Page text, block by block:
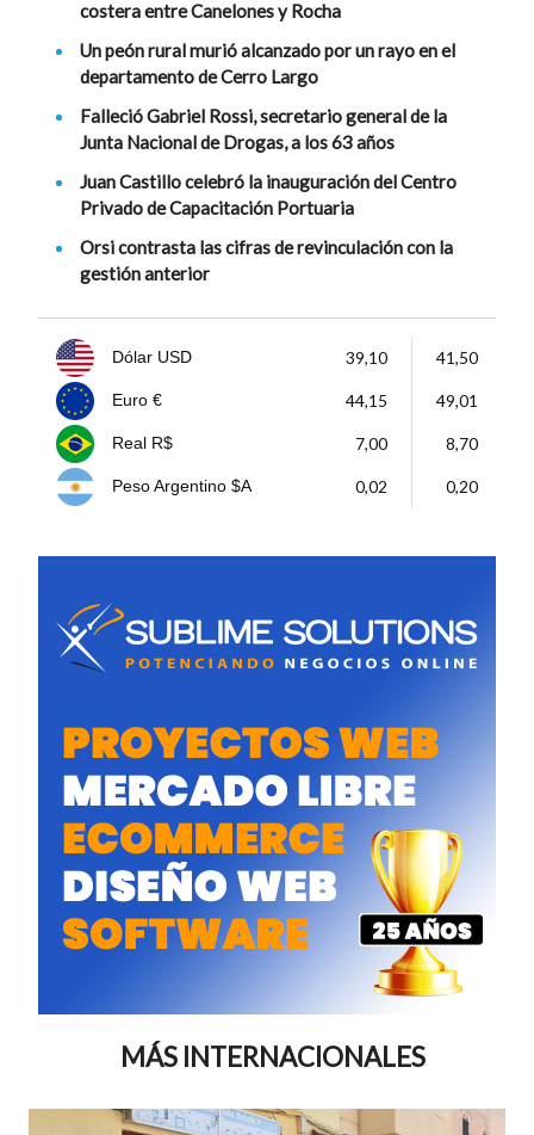
costera entre Canelones y Rocha
Un peón rural murió alcanzado por un rayo en el
departamento de Cerro Largo
Falleció Gabriel Rossi, secretario general de la
Junta Nacional de Drogas, a los 63 años
Juan Castillo celebró la inauguración del Centro
Privado de Capacitación Portuaria
Orsi contrasta las cifras de revinculación con la
gestión anterior
Dólar USD 39,10 41,50
Euro € 44,15 49,01
Real R$ 7,00 8,70
Peso Argentino $A 0,02 0,20
MÁS INTERNACIONALES